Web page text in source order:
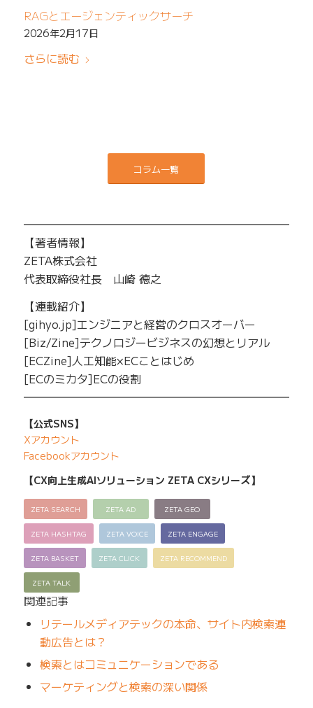
RAGとエージェンティックサーチ
2026年2月17日
さらに読む
コラム一覧
【著者情報】
ZETA株式会社
代表取締役社長 山崎 徳之
【連載紹介】
[gihyo.jp]エンジニアと経営のクロスオーバー
[Biz/Zine]テクノロジービジネスの幻想とリアル
[ECZine]人工知能×ECことはじめ
[ECのミカタ]ECの役割
【公式SNS】
Xアカウント
Facebookアカウント
【CX向上生成AIソリューション ZETA CXシリーズ】
ZETA SEARCH ZETA AD ZETA GEO
ZETA HASHTAG ZETA VOICE ZETA ENGAGE
ZETA BASKET ZETA CLICK ZETA RECOMMEND
ZETA TALK
関連記事
リテールメディアテックの本命、サイト内検索連
動広告とは？
検索とはコミュニケーションである
マーケティングと検索の深い関係